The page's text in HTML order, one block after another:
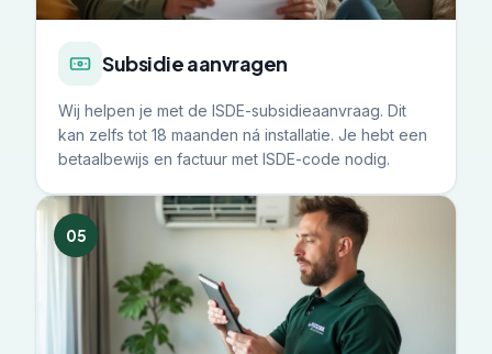
Subsidie aanvragen
Wij helpen je met de ISDE-subsidieaanvraag. Dit
kan zelfs tot 18 maanden ná installatie. Je hebt een
betaalbewijs en factuur met ISDE-code nodig.
05